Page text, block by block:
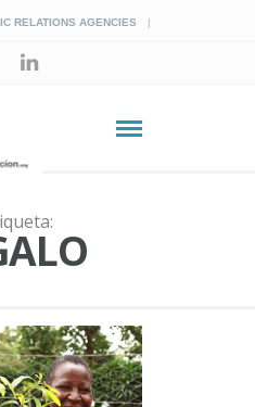
RELATIONS AGENCIES